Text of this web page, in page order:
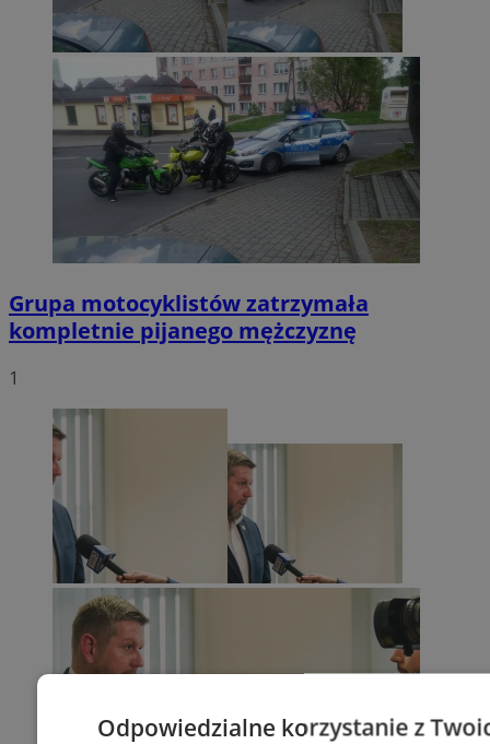
Grupa motocyklistów zatrzymała
kompletnie pijanego mężczyznę
1
Odpowiedzialne korzystanie z